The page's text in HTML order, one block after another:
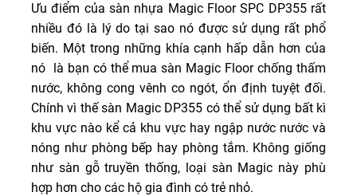
Ưu điểm của sàn nhựa Magic Floor SPC DP355 rất
nhiều đó là lý do tại sao nó được sử dụng rất phổ
biến. Một trong những khía cạnh hấp dẫn hơn của
nó là bạn có thể mua sàn Magic Floor chống thấm
nước, không cong vênh co ngót, ổn định tuyệt đối.
Chính vì thế sàn Magic DP355 có thể sử dụng bất kì
khu vực nào kể cả khu vực hay ngập nước nước và
nóng như phòng bếp hay phòng tắm. Không giống
như sàn gỗ truyền thống, loại sàn Magic này phù
hợp hơn cho các hộ gia đình có trẻ nhỏ.